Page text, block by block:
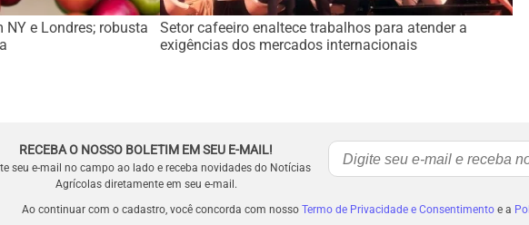
e Londres; robusta
Setor cafeeiro enaltece trabalhos para atender a
exigências dos mercados internacionais
RECEBA O NOSSO BOLETIM EM SEU E-MAIL!
seu e-mail no campo ao lado e receba novidades do Notícias
Agrícolas diretamente em seu e-mail.
Ao continuar com o cadastro, você concorda com nosso Termo de Privacidade e Consentimentoe a